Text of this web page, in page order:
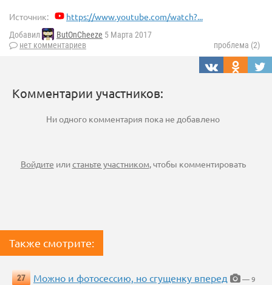
Источник: https://www.youtube.com/watch?...
Добавил ButOnCheeze 5 Марта 2017
нет комментариев
проблема (2)
Комментарии участников:
Ни одного комментария пока не добавлено
Войдите илистаньте участником, чтобы комментировать
Также смотрите:
27 Можно и фотосессию, но сгущенку вперед
— 9